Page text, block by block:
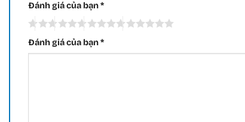
Đánh giá của bạn*
Đánh giá của bạn*